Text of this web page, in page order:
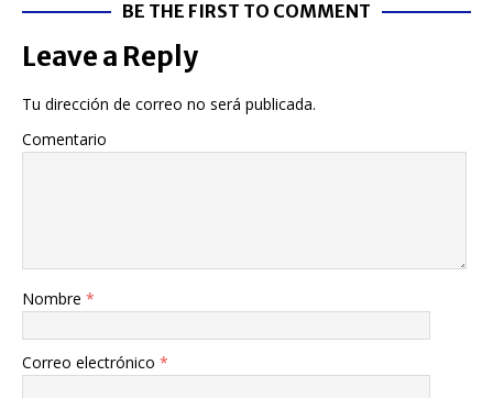
BE THE FIRST TO COMMENT
Leave a Reply
Tu dirección de correo no será publicada.
Comentario
Nombre *
Correo electrónico *